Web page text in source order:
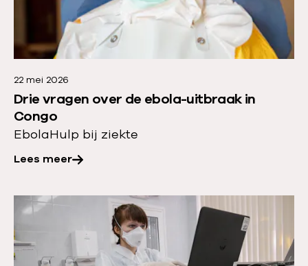
22 mei 2026
Drie vragen over de ebola-uitbraak in
Congo
EbolaHulp bij ziekte
Lees meer
e
o
v
e
r
:
r
e
v
e
s